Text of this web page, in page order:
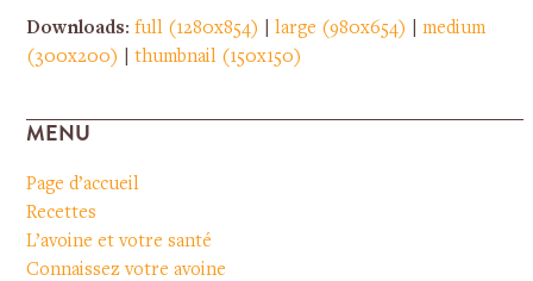
Downloads:full (1280x854) |large (980x654) |medium
(300x200)
|thumbnail (150x150)
MENU
Page d’accueil
Recettes
L’avoine et votre santé
Connaissez votre avoine